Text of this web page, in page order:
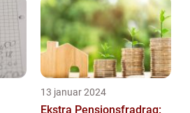
13 januar 2024
Ekstra Pensionsfradrag: